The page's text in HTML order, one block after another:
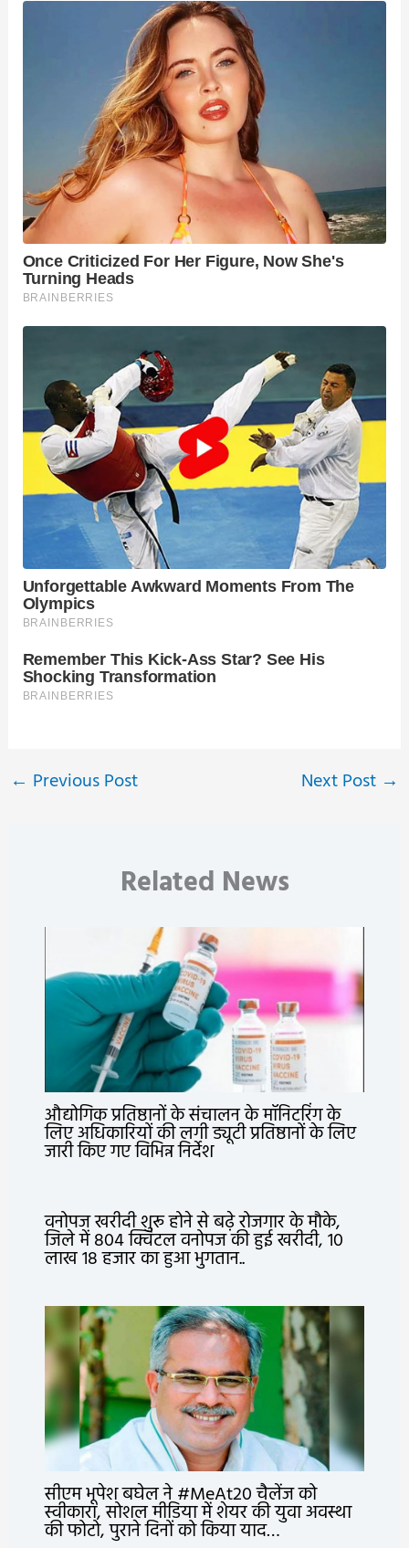
← Previous Post Next Post →
Related News
औद्योगिक प्रतिष्ठानों के संचालन के मॉनिटरिंग के
लिए अधिकारियों की लगी ड्यूटी प्रतिष्ठानों के लिए
जारी किए गए विभिन्न निर्देश
वनोपज खरीदी शुरू होने से बढ़े रोजगार के मौके,
जिले में 804 क्विंटल वनोपज की हुई खरीदी, 10
लाख 18 हजार का हुआ भुगतान..
सीएम भूपेश बघेल ने #MeAt20 चैलेंज को
स्वीकारा, सोशल मीडिया में शेयर की युवा अवस्था
की फोटो, पुराने दिनों को किया याद…